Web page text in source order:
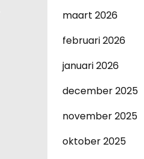
maart 2026
februari 2026
januari 2026
december 2025
november 2025
oktober 2025